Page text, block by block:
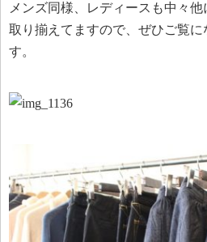
メンズ同様、レディースも中々
取り揃えてますので、ぜひご覧に
す。